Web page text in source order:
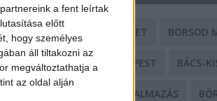
a fent leírtak
előtt
hogy személyes
áll tiltakozni az
megváltoztathatja a
az oldal alján
BALESET BORSOD
BUDAPEST BÁCS-
BÁNTALMAZÁS